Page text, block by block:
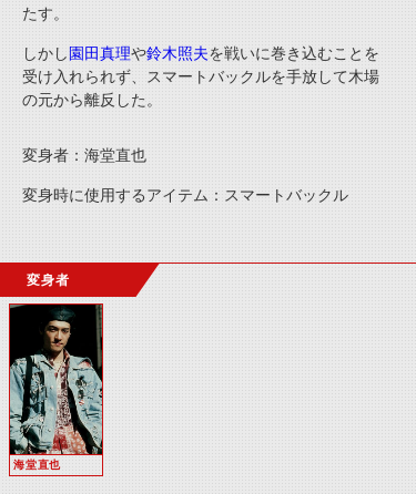
たす。
しかし 園田真理や鈴木照夫を戦いに巻き込むことを
受け入れられず、スマートバックルを手放して木場
の元から離反した。
変身者：海堂直也
変身時に使用するアイテム：スマートバックル
変身者
海堂直也